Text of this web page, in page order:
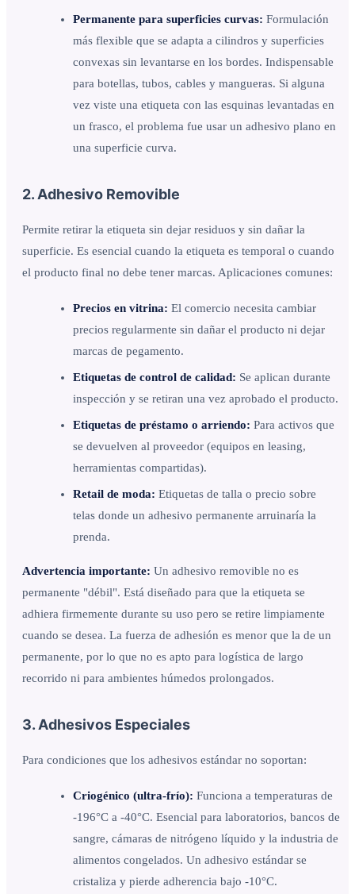
Permanente para superficies curvas: Formulación
más flexible que se adapta a cilindros y superficies
convexas sin levantarse en los bordes. Indispensable
para botellas, tubos, cables y mangueras. Si alguna
vez viste una etiqueta con las esquinas levantadas en
un frasco, el problema fue usar un adhesivo plano en
una superficie curva.
2. Adhesivo Removible
Permite retirar la etiqueta sin dejar residuos y sin dañar la
superficie. Es esencial cuando la etiqueta es temporal o cuando
el producto final no debe tener marcas. Aplicaciones comunes:
Precios en vitrina: El comercio necesita cambiar
precios regularmente sin dañar el producto ni dejar
marcas de pegamento.
Etiquetas de control de calidad: Se aplican durante
inspección y se retiran una vez aprobado el producto.
Etiquetas de préstamo o arriendo: Para activos que
se devuelven al proveedor (equipos en leasing,
herramientas compartidas).
Retail de moda: Etiquetas de talla o precio sobre
telas donde un adhesivo permanente arruinaría la
prenda.
Advertencia importante: Un adhesivo removible no es
permanente "débil". Está diseñado para que la etiqueta se
adhiera firmemente durante su uso pero se retire limpiamente
cuando se desea. La fuerza de adhesión es menor que la de un
permanente, por lo que no es apto para logística de largo
recorrido ni para ambientes húmedos prolongados.
3. Adhesivos Especiales
Para condiciones que los adhesivos estándar no soportan:
Criogénico (ultra-frío): Funciona a temperaturas de
-196°C a -40°C. Esencial para laboratorios, bancos de
sangre, cámaras de nitrógeno líquido y la industria de
alimentos congelados. Un adhesivo estándar se
cristaliza y pierde adherencia bajo -10°C.